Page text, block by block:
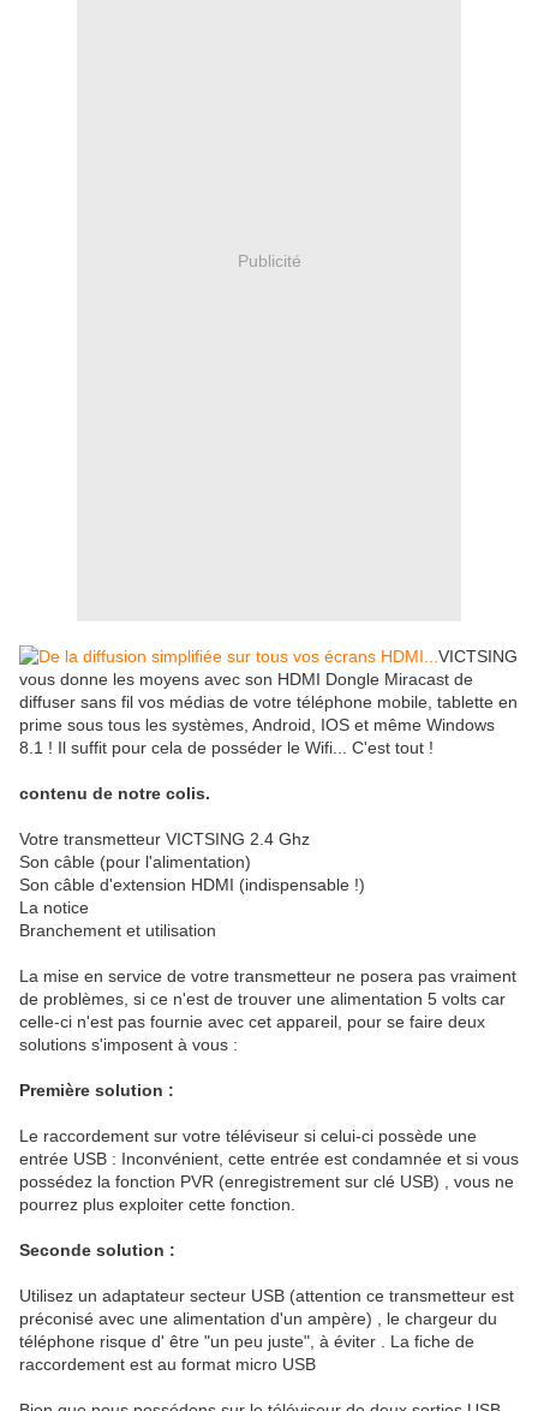
Publicité
VICTSING
vous donne les moyens avec son HDMI Dongle Miracast de
diffuser sans fil vos médias de votre téléphone mobile, tablette en
prime sous tous les systèmes, Android, IOS et même Windows
8.1 ! Il suffit pour cela de posséder le Wifi... C'est tout !
contenu de notre colis.
Votre transmetteur VICTSING 2.4 Ghz
Son câble (pour l'alimentation)
Son câble d'extension HDMI (indispensable !)
La notice
Branchement et utilisation
La mise en service de votre transmetteur ne posera pas vraiment
de problèmes, si ce n'est de trouver une alimentation 5 volts car
celle-ci n'est pas fournie avec cet appareil, pour se faire deux
solutions s'imposent à vous :
Première solution :
Le raccordement sur votre téléviseur si celui-ci possède une
entrée USB : Inconvénient, cette entrée est condamnée et si vous
possédez la fonction PVR (enregistrement sur clé USB) , vous ne
pourrez plus exploiter cette fonction.
Seconde solution :
Utilisez un adaptateur secteur USB (attention ce transmetteur est
préconisé avec une alimentation d'un ampère) , le chargeur du
téléphone risque d' être "un peu juste", à éviter . La fiche de
raccordement est au format micro USB